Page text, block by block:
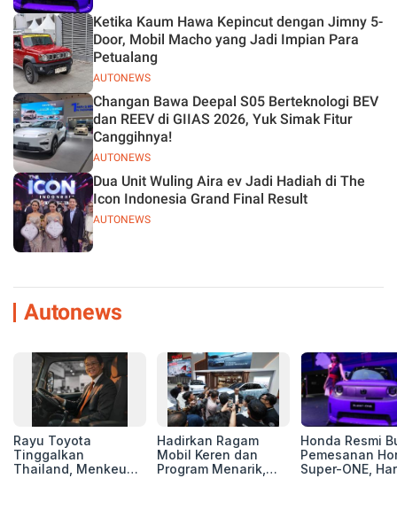
AUTONEWS
Ketika Kaum Hawa Kepincut dengan Jimny 5-
Door, Mobil Macho yang Jadi Impian Para
Petualang
AUTONEWS
Changan Bawa Deepal S05 Berteknologi BEV
dan REEV di GIIAS 2026, Yuk Simak Fitur
Canggihnya!
AUTONEWS
Dua Unit Wuling Aira ev Jadi Hadiah di The
Icon Indonesia Grand Final Result
Autonews
Rayu Toyota
Tinggalkan
Thailand, Menkeu
Hadirkan Ragam
Mobil Keren dan
Program Menarik,
Honda Resmi
Pemesanan
Super-ONE,